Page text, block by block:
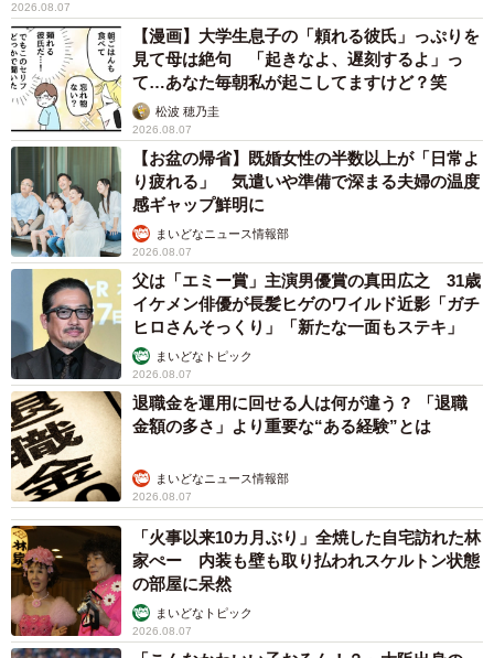
中将:いわゆる県民性というマインドに関係しているのです
ね。
岩中:ただ、それはそれである意味”賢明”な行き方ではない
かと解釈することも可能です。今回のコロナ禍で、インバ
ウンド（ただしアジア系の人たち）頼りの観光政策がいか
にもろいかということがはっきりわかりました。そうした
世の中のトレンドや流行を軽々に追いかけるのではなく、
何があろうと我が道を行く──それはそれで一つの選択肢で
はないかと。高山市など、いまのインバウンドブームが到
来するはるか以前から、数カ国語のウェブサイトを立ち上
げ、世界中から人を呼び込もうとしていました。大きく世
に伝えられることはありませんでしたが、これも我が道を
行く姿勢のあらわれで、長い目で見たときはプラスに働く
こともあるのです。
◇ ◇ ◇
パッとしない岐阜…近いうち遊びに行ってその魅力に触れ
てみたいと思いつつある今日この頃だ。
2026.08.07
【漫画】大学生息子の「頼れる彼氏」っぷりを
見て母は絶句 「起きなよ、遅刻するよ」っ
て…あなた毎朝私が起こしてますけど？笑
松波 穂乃圭
2026.08.07
【お盆の帰省】既婚女性の半数以上が「日常よ
り疲れる」 気遣いや準備で深まる夫婦の温度
感ギャップ鮮明に
まいどなニュース情報部
2026.08.07
父は「エミー賞」主演男優賞の真田広之 31歳
イケメン俳優が長髪ヒゲのワイルド近影「ガチ
ヒロさんそっくり」「新たな一面もステキ」
まいどなトピック
2026.08.07
退職金を運用に回せる人は何が違う？ 「退職
金額の多さ」より重要な“ある経験”とは
まいどなニュース情報部
2026.08.07
「火事以来10カ月ぶり」全焼した自宅訪れた林
家ぺー 内装も壁も取り払われスケルトン状態
の部屋に呆然
まいどなトピック
2026.08.07